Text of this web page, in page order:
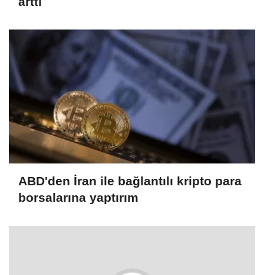
ABD'den İran ile bağlantılı kripto para
borsalarına yaptırım